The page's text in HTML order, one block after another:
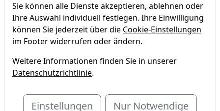
Der TraderFox High-Quality Alpha Selection enthält
mit nur 12 Bestandteilen eine konzentrierten
Auswahl moderat bewerteter
Burggrabenunternehmen (hoch bewertete
Unternehmen werden durch die
Bewertungskriterien nicht in den Index
aufgenommen)
Wichtig:
Es ist ein US-Index. Zertifikate auf Euro-Basis
Sie können alle Dienste akzeptieren, ablehnen oder
Ihre Auswahl individuell festlegen. Ihre Einwilligung
können Sie jederzeit über die Cookie-Einstellungen
im Footer widerrufen oder ändern.
Weitere Informationen finden Sie in unserer
Datenschutzrichtlinie.
Einstellungen Nur Notwendige